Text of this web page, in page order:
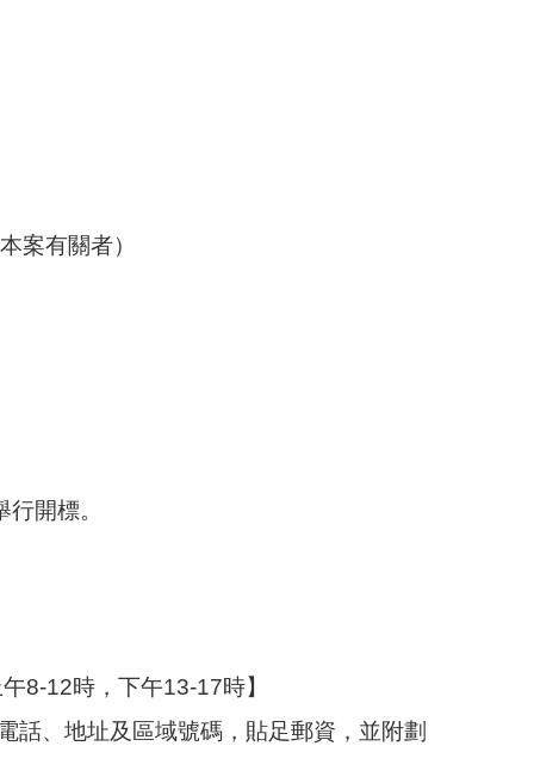
案有關者）
開標。
8-12時，下午13-17時】
、地址及區域號碼，貼足郵資，並附劃